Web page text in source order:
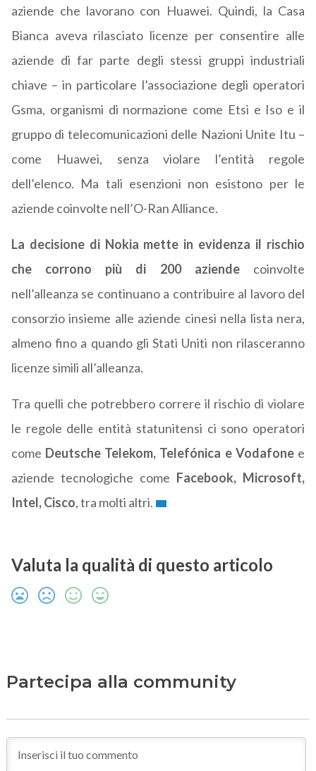
aziende che lavorano con Huawei. Quindi, la Casa
Bianca aveva rilasciato licenze per consentire alle
aziende di far parte degli stessi gruppi industriali
chiave – in particolare l’associazione degli operatori
Gsma, organismi di normazione come Etsi e Iso e il
gruppo di telecomunicazioni delle Nazioni Unite Itu –
come Huawei, senza violare l’entità regole
dell’elenco. Ma tali esenzioni non esistono per le
aziende coinvolte nell’O-Ran Alliance.
La decisione di Nokia mette in evidenza il rischio
che corrono più di 200 aziendecoinvolte
nell’alleanza se continuano a contribuire al lavoro del
consorzio insieme alle aziende cinesi nella lista nera,
almeno fino a quando gli Stati Uniti non rilasceranno
licenze simili all’alleanza.
Tra quelli che potrebbero correre il rischio di violare
le regole delle entità statunitensi ci sono operatori
come Deutsche Telekom, Telefónica e Vodafonee
aziende tecnologiche come Facebook, Microsoft,
Intel, Cisco, tra molti altri.
Valuta la qualità di questo articolo
Partecipa alla community